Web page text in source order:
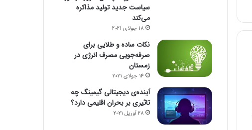
سیاست جدید تولید مذاکره
می‌کند
18 جولای 2021
نکات ساده و طلایی برای
صرفه‌جویی مصرف انرژی در
زمستان
14 جولای 2021
آینده‌ی دیجیتالی گیمینگ چه
تاثیری بر بحران اقلیمی دارد؟
28 آوریل 2021